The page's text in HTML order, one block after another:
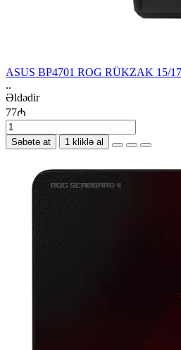
ASUS BP4701 ROG RÜKZAK 15/
..
Əldədir
77₼
Səbətə at 1 kliklə al